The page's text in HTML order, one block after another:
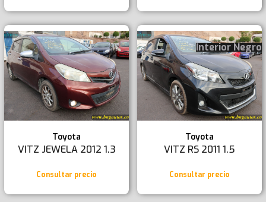
Toyota
VITZ JEWELA 2012 1.3
Consultar precio
Toyota
VITZ RS 2011 1.5
Consultar precio
Interior Negro